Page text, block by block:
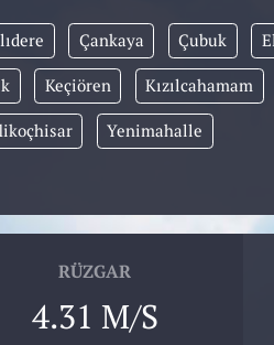
Çankaya Çubuk
Keçiören Kızılcahamam
Yenimahalle
RÜZGAR
4.31 M/S